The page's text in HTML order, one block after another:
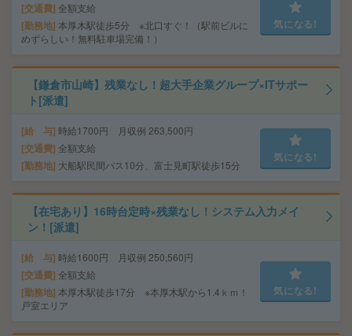
交通費 全額支給
勤務地 本厚木駅徒歩5分 ※北口すぐ！（駅前ビルに
めずらしい！無料駐車場完備！）
気になる!
【鎌倉市山崎】残業なし！超大手企業グループ×ITサポー
ト[派遣]
給 与 時給1700円 月収例 263,500円
交通費 全額支給
勤務地 大船駅民間バス10分、富士見町駅徒歩15分
気になる!
【在宅あり】16時台定時×残業なし！システム入力メイ
ン！[派遣]
給 与 時給1600円 月収例 250,560円
交通費 全額支給
勤務地 本厚木駅徒歩17分 ※本厚木駅から1.4ｋｍ！
戸室エリア
気になる!